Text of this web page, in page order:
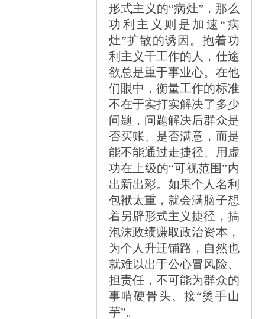
形式主义的“病灶” ，那么
功利主义则是加速 “ 病
灶”扩散的诱因。抱着功
利主义干工作的人，仕途
欲总是重于事业心。在他
们眼中，衡量工作的标准
不在于实打实解决了多少
问题，问题解决后群众是
否买账、是否满意，而是
能不能通过走捷径、用虚
功在上级的“可视范围”内
出新出彩。如果个人名利
包袱太重，就会满脑子想
着另辟形式主义捷径，搞
泡沫政绩赚取政治资本，
为个人升迁铺路，自然也
就难以出于公心冒风险、
担责任，不可能为群众的
事啃硬骨头、接“烫手山
芋”。